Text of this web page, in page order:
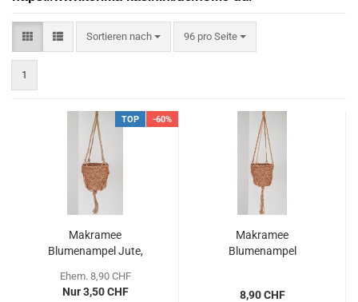
Sortieren nach
Sortieren nach 96 pro Seite
pro Seite
1
TOP -60%
Makramee
Blumenampel Jute,
Ehem. 8,90 CHF
Nur 3,50 CHF
Makramee
Blumenampel
8,90 CHF